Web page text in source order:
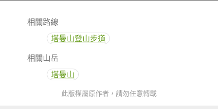
相關路線
塔曼山登山步道
相關山岳
塔曼山
此版權屬原作者，請勿任意轉載